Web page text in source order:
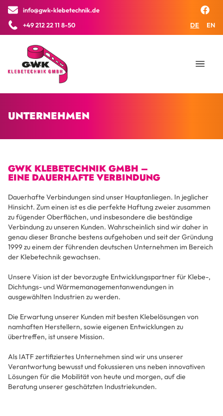
info@gwk-klebetechnik.de
+49 212 22 11 8-50
DE EN
×
UNTERNEHMEN
GWK KLEBETECHNIK GMBH –
EINE DAUERHAFTE VERBINDUNG
Dauerhafte Verbindungen sind unser Hauptanliegen. In jeglicher
Hinsicht. Zum einen ist es die perfekte Haftung zweier zusammen
zu fügender Oberflächen, und insbesondere die beständige
Verbindung zu unseren Kunden. Wahrscheinlich sind wir daher in
genau dieser Branche bestens aufgehoben und seit der Gründung
1999 zu einem der führenden deutschen Unternehmen im Bereich
der Klebetechnik gewachsen.
Unsere Vision ist der bevorzugte Entwicklungspartner für Klebe-,
Dichtungs- und Wärmemanagementanwendungen in
ausgewählten Industrien zu werden.
Die Erwartung unserer Kunden mit besten Klebelösungen von
namhaften Herstellern, sowie eigenen Entwicklungen zu
übertreffen, ist unsere Mission.
Als IATF zertifiziertes Unternehmen sind wir uns unserer
Verantwortung bewusst und fokussieren uns neben innovativen
Lösungen für die Mobilität von heute und morgen, auf die
Beratung unserer geschätzten Industriekunden.